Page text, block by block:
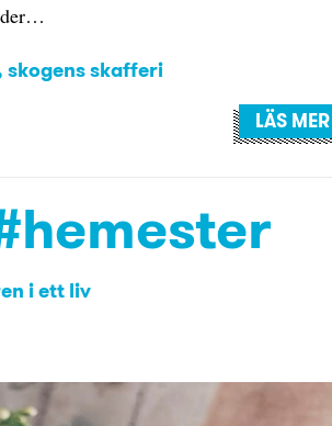
skogens skafferi
LÄS MER
i ett liv